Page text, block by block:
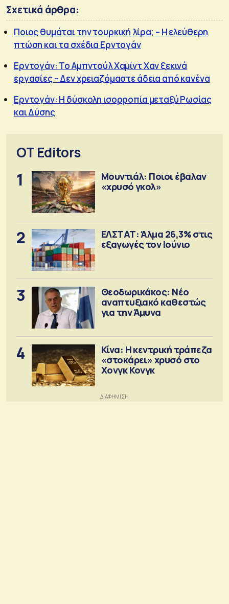
Σχετικά άρθρα:
Ποιος θυμάται την τουρκική λίρα; – Η ελεύθερη
πτώση και τα σχέδια Ερντογάν
Ερντογάν: Το Αμπντούλ Χαμίντ Χαν ξεκινά
εργασίες – Δεν χρειαζόμαστε άδεια από κανένα
Ερντογάν: Η δύσκολη ισορροπία μεταξύ Ρωσίας
και Δύσης
OT Editors
1
Μουντιάλ: Ποιοι έβαλαν
«χρυσό γκολ»
2
ΕΛΣΤΑΤ: Άλμα 26,3% στις
εξαγωγές τον Ιούνιο
3
Θεοδωρικάκος: Νέο
αναπτυξιακό καθεστώς
για την Άμυνα
4
Κίνα: Η κεντρική τράπεζα
«στοκάρει» χρυσό στο
Χονγκ Κονγκ